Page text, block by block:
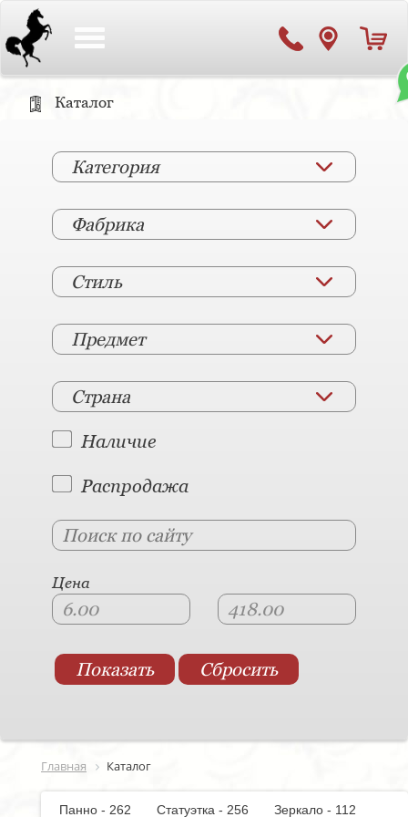
Каталог
Категория
Фабрика
Стиль
Предмет
Страна
Наличие
Распродажа
Цена
Главная Каталог
Панно - 262 Статуэтка - 256
Зеркало - 112